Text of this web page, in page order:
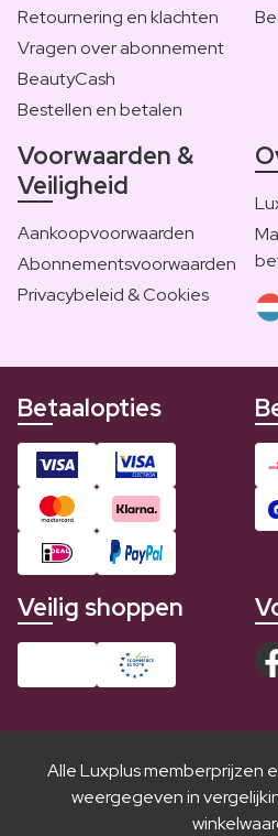
Retournering en klachten
Vragen over abonnement
BeautyCash
Bestellen en betalen
Voorwaarden &
Veiligheid
Aankoopvoorwaarden
Abonnementsvoorwaarden
Privacybeleid & Cookies
Betaalopties
Veilig shoppen
Alle Luxplus memberprijzen
weergegeven in